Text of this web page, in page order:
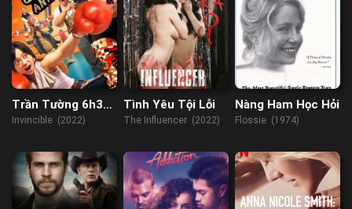
Trần Tường 6h30:
Người Mẹ Quyền
Invincible (2022)
Tình Yêu Tội Lỗi
The Influencer (2022)
Nàng Ham Học Hỏi
Flossie (1974)